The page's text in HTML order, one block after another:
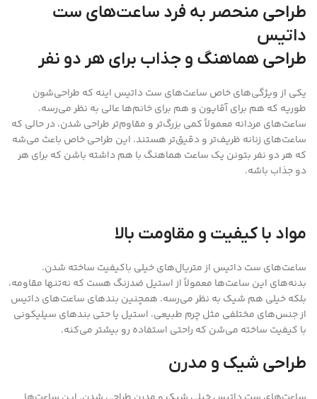
طراحی منحصر به فرد ساعت‌های ست
داتیس
طراحی هماهنگ و جذاب برای هر دو نفر
یکی از ویژگی‌های خاص ساعت‌های ست داتیس اینه که طراحی‌شون
طوریه که هم برای آقایون و هم برای خانم‌ها عالی به نظر می‌رسه.
ساعت‌های مردانه معمولاً کمی بزرگ‌تر و مقاوم‌تر طراحی شدن، در حالی که
ساعت‌های زنانه ظریف‌تر و دقیق‌تر هستند. این طراحی خاص باعث می‌شه
که هر دو نفر بتونن یک ساعت هماهنگ با هم داشته باشن که برای هر
دو جذاب باشه.
مواد با کیفیت و مقاومت بالا
ساعت‌های ست داتیس از متریال‌های خیلی باکیفیت ساخته شدن.
بدنه‌های این ساعت‌ها معمولاً از استیل ضدزنگ هست که نه‌تنها مقاومه،
بلکه خیلی هم شیک به نظر می‌رسه. همچنین بندهای ساعت‌های داتیس
از جنس‌های مختلفی مثل چرم طبیعی، استیل یا حتی بندهای سیلیکونی
با کیفیت ساخته می‌شن که راحتی استفاده رو بیشتر می‌کنه.
طراحی شیک و مدرن